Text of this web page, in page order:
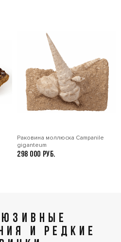
Раковина моллюска Сampanile
giganteum
298 000
И РЕДКИЕ